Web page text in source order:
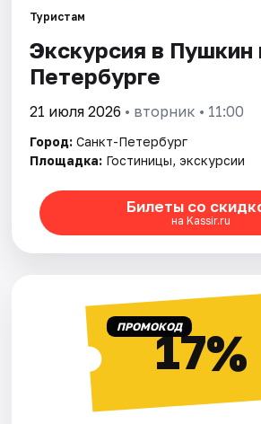
Города
Площадки
Рейтинги
Туристам
Экскурсия в Пушкин
Петербурге
21 июля 2026 • вторник • 11:00
Город: Санкт-Петербург
Площадка: Гостиницы, экскурсии
Билеты со
на Kassir.ru
ПРОМОКОД17%